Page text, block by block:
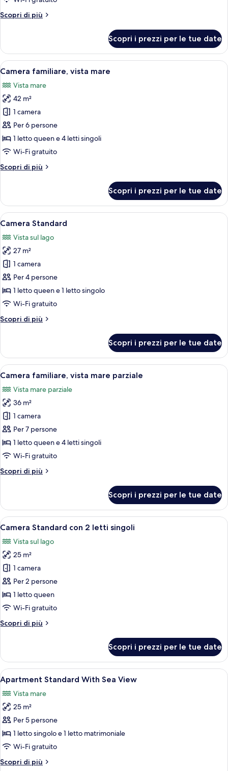
Scopri di più
Altri
fronte
mare
Scopri i prezzi per le tue date
Apri
tutte
le
foto
per
Camera
familiare,
vista
Una camera d'albergo con un letto,
10
Camera familiare, vista mare
Vista mare
42 m²
1 camera
Per 6 persone
1 letto queen e 4 letti singoli
Wi-Fi gratuito
Scopri di più
Altri
familiare,
vista
mare
Scopri i prezzi per le tue date
Apri
tutte
le
foto
per
Camera
Standard
Una camera d'albergo con un letto,
7
Camera Standard
Vista sul lago
27 m²
1 camera
Per 4 persone
1 letto queen e 1 letto singolo
Wi-Fi gratuito
Scopri di più
Altri
Standard
Scopri i prezzi per le tue date
Apri
tutte
le
foto
per
Camera
familiare,
vista
parziale
Una camera d'hotel con un letto
13
Camera familiare, vista mare parziale
Vista mare parziale
36 m²
1 camera
Per 7 persone
1 letto queen e 4 letti singoli
Wi-Fi gratuito
Scopri di più
Altri
familiare,
vista
mare
Scopri i prezzi per le tue date
Apri
tutte
le
foto
per
Camera
Standard
con
letti
Una camera da letto ordinata con
6
Camera Standard con 2 letti singoli
Vista sul lago
25 m²
1 camera
Per 2 persone
1 letto queen
Wi-Fi gratuito
Scopri di più
Altri
Standard
con
2
letti
singoli
Scopri i prezzi per le tue date
Apri
tutte
le
foto
per
Apartment
Standard
Sea
Biancheria da letto di alta qualità,
7
Apartment Standard With Sea View
Vista mare
25 m²
Per 5 persone
1 letto singolo e 1 letto matrimoniale
Wi-Fi gratuito
Scopri di più
Altri